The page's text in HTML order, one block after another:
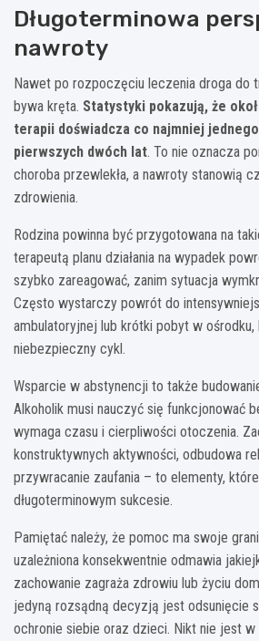
Długoterminowa
nawroty
Nawet po rozpoczęciu leczenia droga do
bywa kręta. Statystyki pokazują, że
terapii doświadcza co najmniej
pierwszych dwóch lat. To nie oznacza
choroba przewlekła, a nawroty stanowią
zdrowienia.
Rodzina powinna być przygotowana na
terapeutą planu działania na wypadek
szybko zareagować, zanim sytuacja
Często wystarczy powrót do
ambulatoryjnej lub krótki pobyt w
niebezpieczny cykl.
Wsparcie w abstynencji to także
Alkoholik musi nauczyć się funkcjonować
wymaga czasu i cierpliwości otoczenia.
konstruktywnych aktywności, odbudowa
przywracanie zaufania – to elementy,
długoterminowym sukcesie.
Pamiętać należy, że pomoc ma swoje
uzależniona konsekwentnie odmawia
zachowanie zagraża zdrowiu lub życiu
jedyną rozsądną decyzją jest odsunięcie
ochronie siebie oraz dzieci. Nikt nie jest w